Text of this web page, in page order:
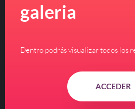
galeria
Dentro podrás visualizar todos los
ACCEDER